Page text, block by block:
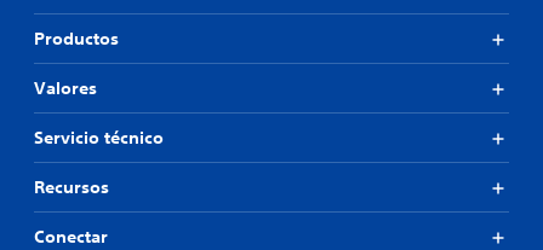
Productos
Valores
Servicio técnico
Recursos
Conectar